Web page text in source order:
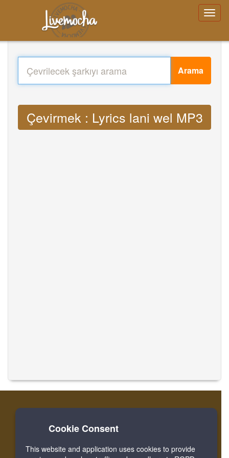
Arama
Çevirmek : Lyrics lani wel MP3
Oturum kayıt Musics temasını tercüme et
Facebook Twitter Bookmark
Cookie Consent
This website and application uses cookies to provide